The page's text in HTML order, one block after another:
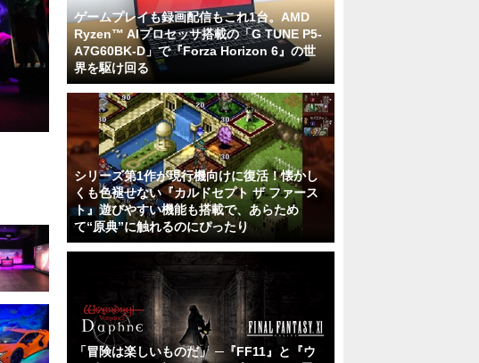
ゲームプレイも録画配信もこれ1台。AMD
Ryzen™ AIプロセッサ搭載の「G TUNE P5-
A7G60BK-D」で『Forza Horizon 6』の世
界を駆け回る
シリーズ第1作が現行機向けに復活！懐かし
くも色褪せない『カルドセプト ザ ファース
ト』遊びやすい機能も搭載で、あらため
て“原典”に触れるのにぴったり
「冒険は楽しいものだ」 ─『FF11』と『ウ